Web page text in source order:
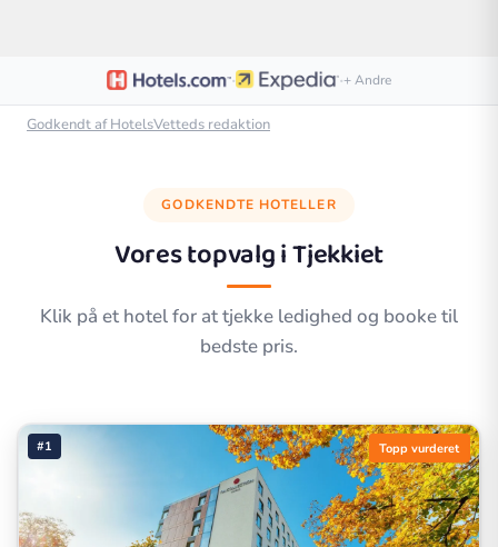
· ·+ Andre
Godkendt af HotelsVetteds redaktion
GODKENDTE HOTELLER
Vores topvalg iTjekkiet
Klik på et hotel for at tjekke ledighed og booke til
bedste pris.
#1 Topp vurderet